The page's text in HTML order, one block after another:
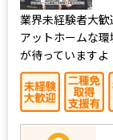
業界未経験者大
アットホームな
が待っていますよ